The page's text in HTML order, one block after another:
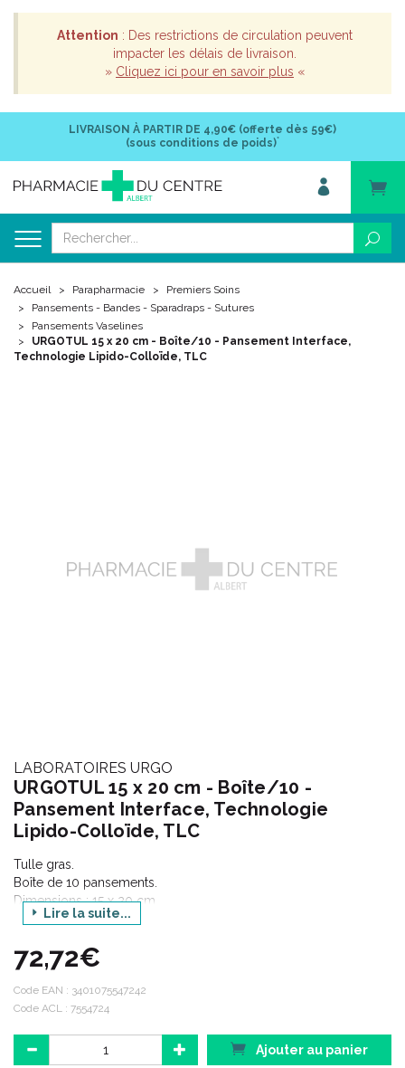
Attention : Des restrictions de circulation peuvent
impacter les délais de livraison.
» Cliquez ici pour en savoir plus «
LIVRAISON À PARTIR DE 4,90€ (offerte dès 59€)
(sous conditions de poids)*
Accueil Parapharmacie
Premiers Soins
Pansements - Bandes - Sparadraps - Sutures
Pansements Vaselines
URGOTUL 15 x 20 cm - Boîte/10 - Pansement Interface,
Technologie Lipido-Colloïde, TLC
LABORATOIRES URGO
URGOTUL 15 x 20 cm - Boîte/10 -
Pansement Interface, Technologie
Lipido-Colloïde, TLC
Tulle gras.
Boîte de 10 pansements.
Dimensions : 15 x 20 cm.
Brûlures, plaies traumatiques, dermabrasions, plaies post
Lire la suite...
72,72€
Code EAN : 3401075547242
Code ACL : 7554724
Ajouter au panier